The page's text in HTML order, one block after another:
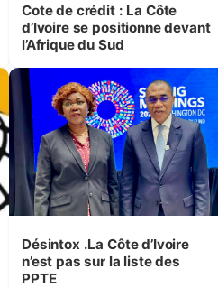
Cote de crédit : La Côte
d’Ivoire se positionne devant
l’Afrique du Sud
Désintox .La Côte d’Ivoire
n’est pas sur la liste des
PPTE